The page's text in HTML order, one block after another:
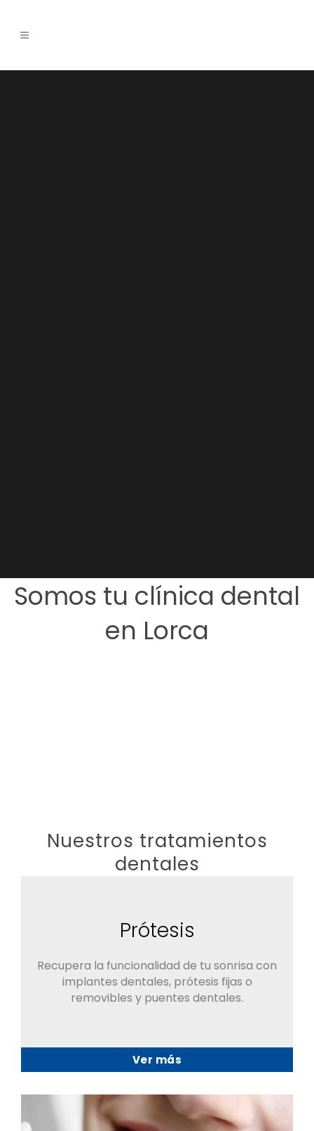
Somos tu clínica dental
en Lorca
Nuestros tratamientos
dentales
Prótesis
Recupera la funcionalidad de tu sonrisa con
implantes dentales, prótesis fijas o
removibles y puentes dentales.
Ver más